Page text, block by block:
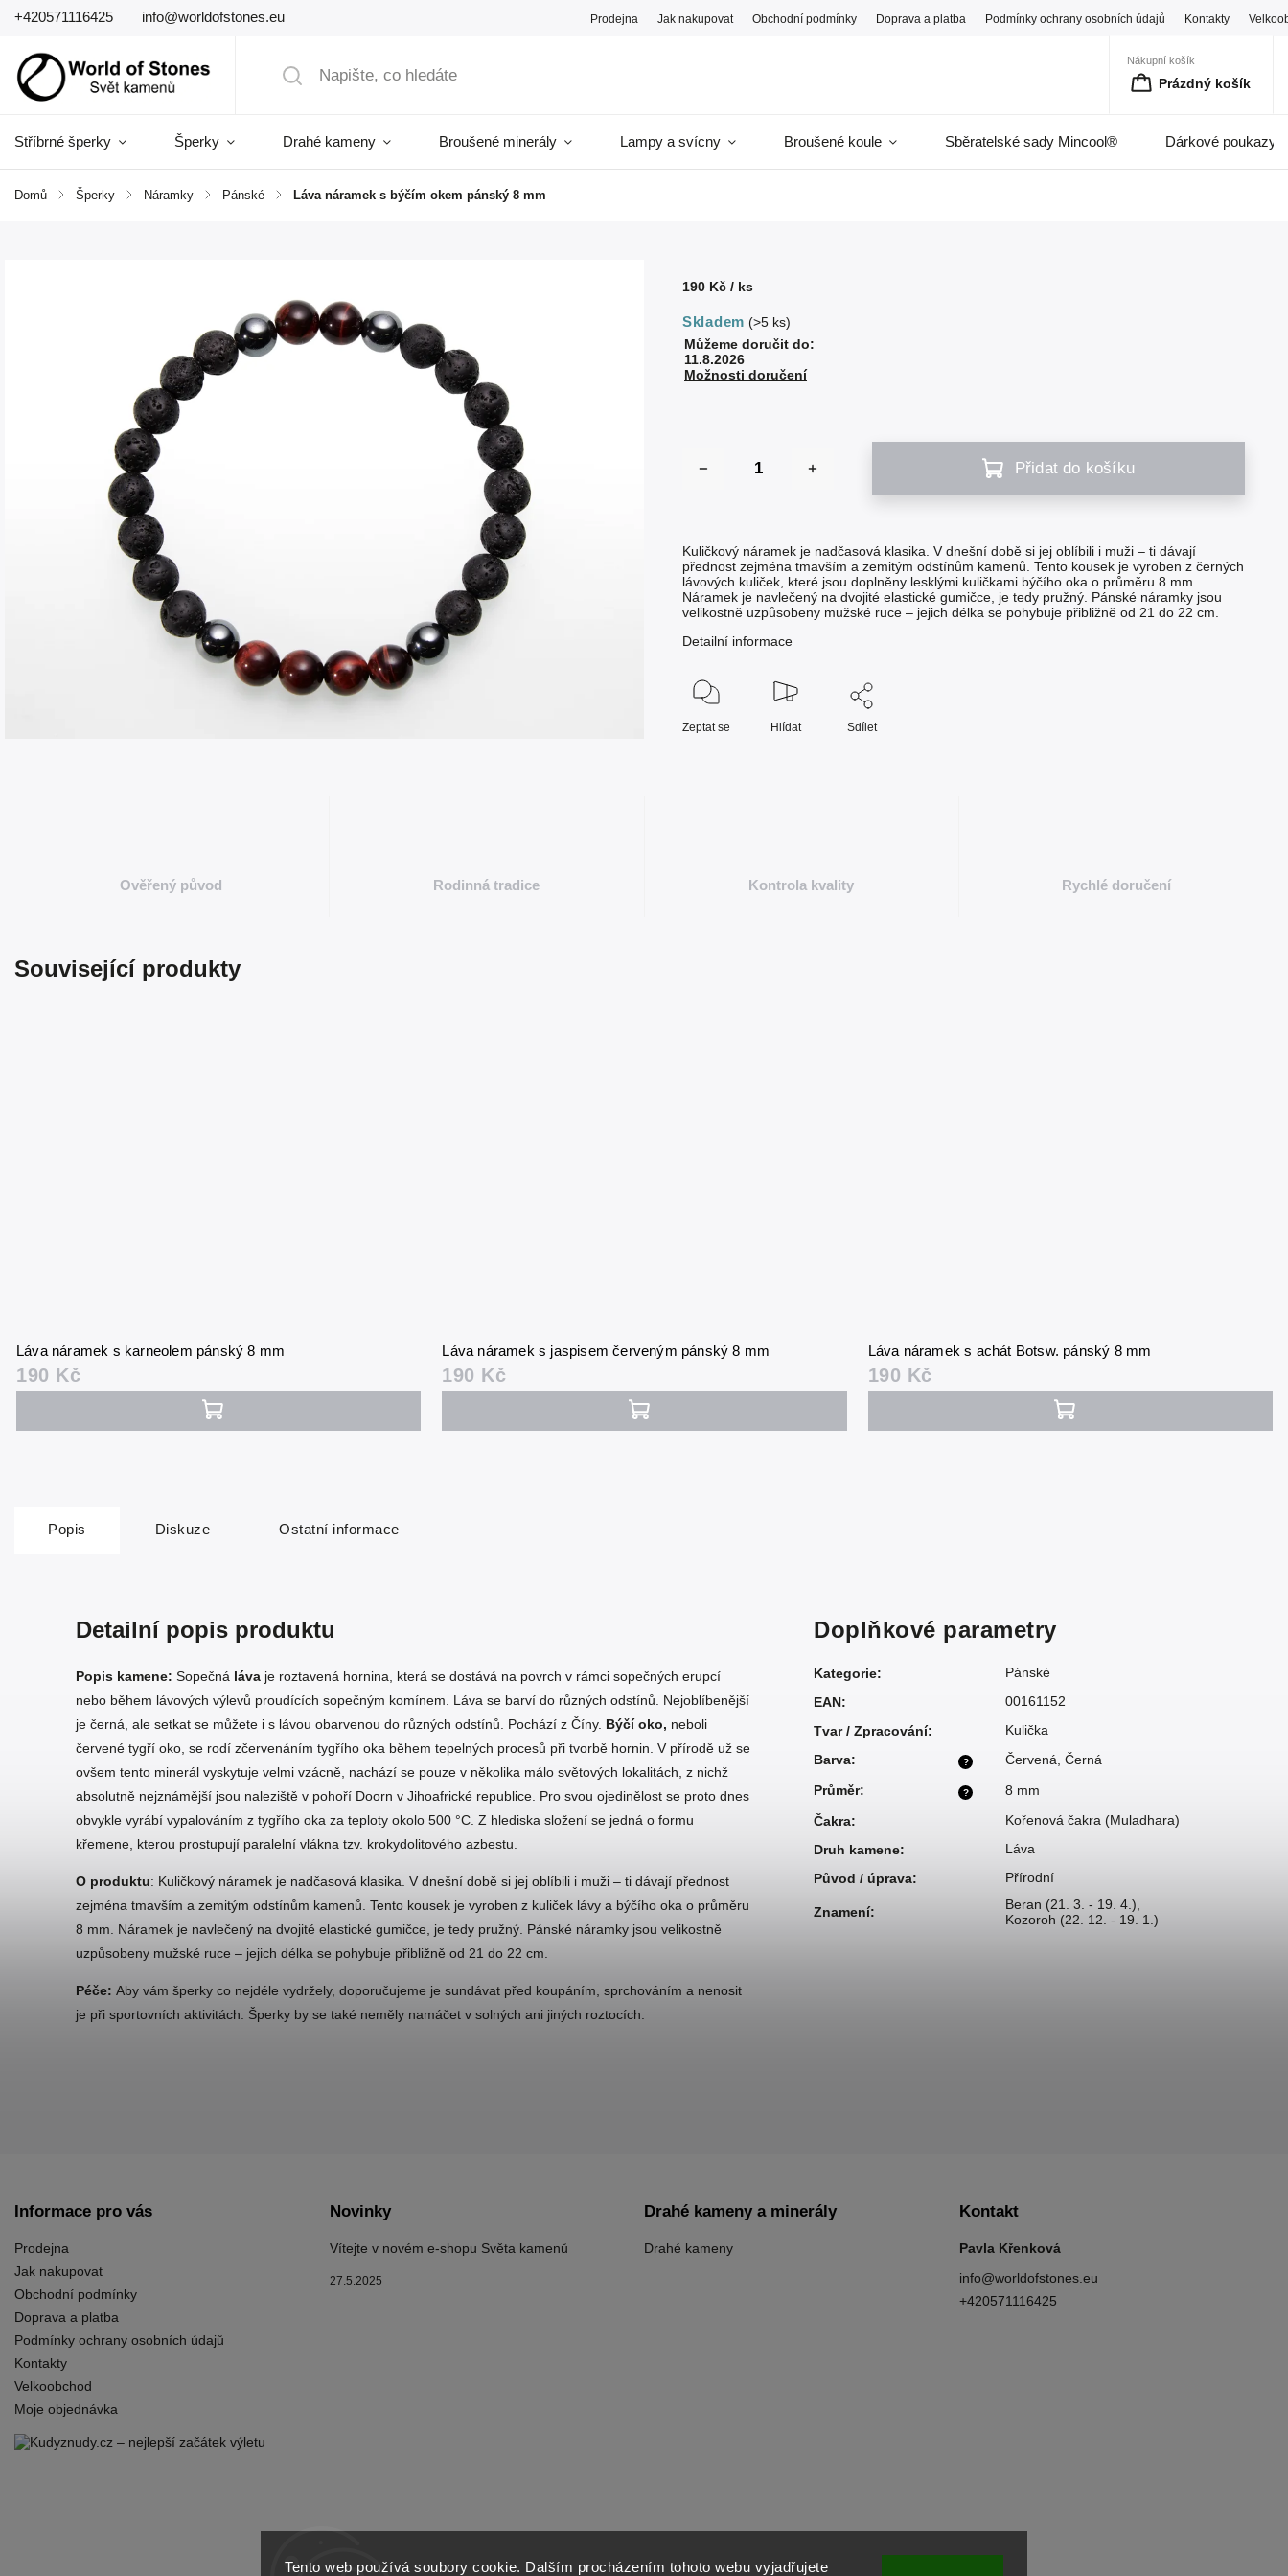
Tento web používá soubory cookie. Dalším procházením tohoto webu vyjadřujete
+420571116425 info@worldofstones.eu Prodejna Jak nakupovat Obchodní podmínky Doprava a platba Podmínky ochrany osobních údajů Kontakty
Nákupní košík
Prázdný košík
Stříbrné šperky Šperky Drahé kameny Broušené minerály Lampy a svícny Broušené koule Sběratelské sady Mincool® Dárkové poukazy
Domů / Šperky / Náramky / Pánské / Láva náramek s býčím okem pánský 8 mm
190 Kč/ ks
Skladem (>5 ks)
Můžeme doručit do:
11.8.2026
Možnosti doručení
Přidat do košíku
Kuličkový náramek je nadčasová klasika. V dnešní době si jej oblíbili i muži – ti dávají
přednost zejména tmavším a zemitým odstínům kamenů. Tento kousek je vyroben z černých
lávových kuliček, které jsou doplněny lesklými kuličkami býčího oka o průměru 8 mm.
Náramek je navlečený na dvojité elastické gumičce, je tedy pružný. Pánské náramky jsou
velikostně uzpůsobeny mužské ruce – jejich délka se pohybuje přibližně od 21 do 22 cm.
Detailní informace
Zeptat se Hlídat Sdílet
Ověřený původ Rodinná tradice Kontrola kvality Rychlé doručení
Související produkty
Láva náramek s karneolem pánský 8 mm
190 Kč
Láva náramek s jaspisem červeným pánský 8 mm
190 Kč
Láva náramek s achát Botsw. pánský 8 mm
190 Kč
Popis Diskuze Ostatní informace
Detailní popis produktu
Popis kamene: Sopečná láva je roztavená hornina, která se dostává na povrch v rámci sopečných erupcí
nebo během lávových výlevů proudících sopečným komínem. Láva se barví do různých odstínů. Nejoblíbenější
je černá, ale setkat se můžete i s lávou obarvenou do různých odstínů. Pochází z Číny. Býčí oko, neboli
červené tygří oko, se rodí zčervenáním tygřího oka během tepelných procesů při tvorbě hornin. V přírodě už se
ovšem tento minerál vyskytuje velmi vzácně, nachází se pouze v několika málo světových lokalitách, z nichž
absolutně nejznámější jsou naleziště v pohoří Doorn v Jihoafrické republice. Pro svou ojedinělost se proto dnes
obvykle vyrábí vypalováním z tygřího oka za teploty okolo 500 °C. Z hlediska složení se jedná o formu
křemene, kterou prostupují paralelní vlákna tzv. krokydolitového azbestu.
O produktu: Kuličkový náramek je nadčasová klasika. V dnešní době si jej oblíbili i muži – ti dávají přednost
zejména tmavším a zemitým odstínům kamenů. Tento kousek je vyroben z kuliček lávy a býčího oka o průměru
8 mm. Náramek je navlečený na dvojité elastické gumičce, je tedy pružný. Pánské náramky jsou velikostně
uzpůsobeny mužské ruce – jejich délka se pohybuje přibližně od 21 do 22 cm.
Péče: Aby vám šperky co nejdéle vydržely, doporučujeme je sundávat před koupáním, sprchováním a nenosit
je při sportovních aktivitách. Šperky by se také neměly namáčet v solných ani jiných roztocích.
Doplňkové parametry
Kategorie:
Pánské
EAN:
00161152
Tvar / Zpracování: Kulička
?
Barva: Červená, Černá
?
Průměr:
8 mm
Čakra:
Kořenová čakra (Muladhara)
Druh kamene:
Láva
Původ / úprava: Přírodní
Znamení: Beran (21. 3. - 19. 4.),
Kozoroh (22. 12. - 19. 1.)
Informace pro vás
Prodejna
Jak nakupovat
Obchodní podmínky
Doprava a platba
Podmínky ochrany osobních údajů
Kontakty
Velkoobchod
Moje objednávka
Novinky
Vítejte v novém e-shopu Světa kamenů
27.5.2025
Drahé kameny a minerály
Drahé kameny
Kontakt
Pavla Křenková
info@worldofstones.eu
+420571116425